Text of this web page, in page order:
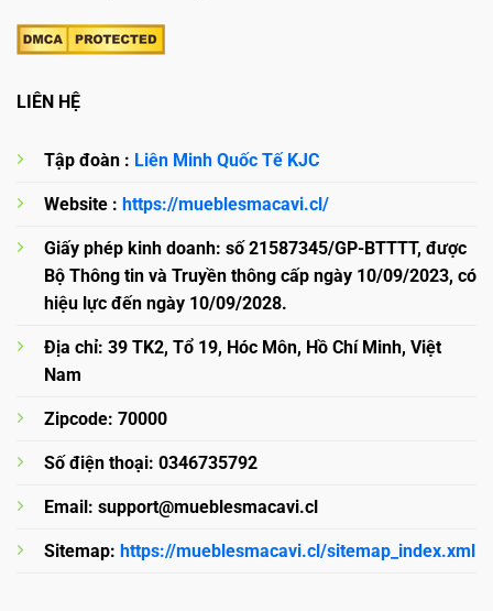
LIÊN HỆ
Tập đoàn : Liên Minh Quốc Tế KJC
Website : https://mueblesmacavi.cl/
Giấy phép kinh doanh: số 21587345/GP-BTTTT, được
Bộ Thông tin và Truyền thông cấp ngày 10/09/2023, có
hiệu lực đến ngày 10/09/2028.
Địa chỉ: 39 TK2, Tổ 19, Hóc Môn, Hồ Chí Minh, Việt
Nam
Zipcode: 70000
Số điện thoại: 0346735792
Email: support@mueblesmacavi.cl
Sitemap: https://mueblesmacavi.cl/sitemap_index.xml